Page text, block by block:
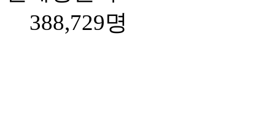
388,729명